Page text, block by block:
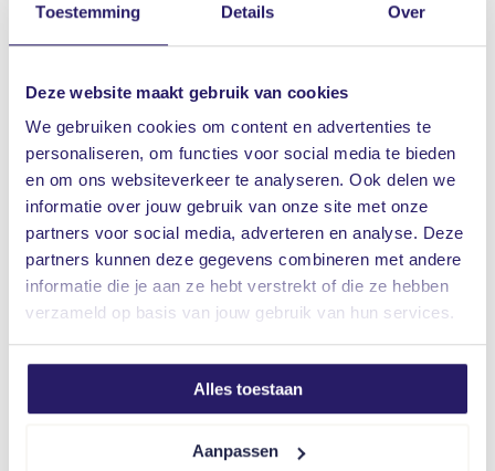
Toestemming Details Over
Deze website maakt gebruik van cookies
We gebruiken cookies om content en advertenties te
personaliseren, om functies voor social media te bieden
en om ons websiteverkeer te analyseren. Ook delen we
informatie over jouw gebruik van onze site met onze
partners voor social media, adverteren en analyse. Deze
partners kunnen deze gegevens combineren met andere
informatie die je aan ze hebt verstrekt of die ze hebben
verzameld op basis van jouw gebruik van hun services.
Alles toestaan
Aanpassen
bespreken en vast te leggen. Vooral kleinere verenigingen en
stichtingen hebben door de nieuwe wet een uitdaging omdat er
samenwerkingsinitiatief gestart dat verenigingen en stichtingen
ondersteuning biedt. Viawbtr.nlzijn onder andere webinars te
bekijken en – tegen betaling – stappenplannen te bestellen.
Risico op bestuurdersaansprakelijkheid stijgt
Als bestuurder van een vereniging of stichting liep u altijd al het
risico om persoonlijk aansprakelijk gesteld te worden. Na
invoering van de WBTR is die kans nog groter. U loopt nu net
zoveel risico om aansprakelijk gesteld te worden als de
daarbij niet uit of u betaald wordt of alleen een
onkostenvergoeding ontvangt.
Verzekeren van risico’s